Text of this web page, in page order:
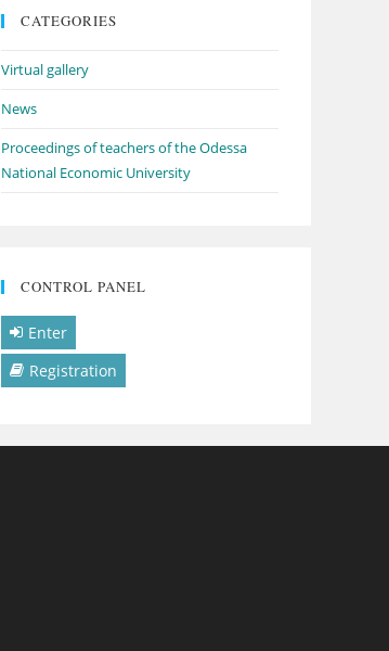
CATEGORIES
Virtual gallery
News
Proceedings of teachers of the Odessa
National Economic University
CONTROL PANEL
Enter
Registration